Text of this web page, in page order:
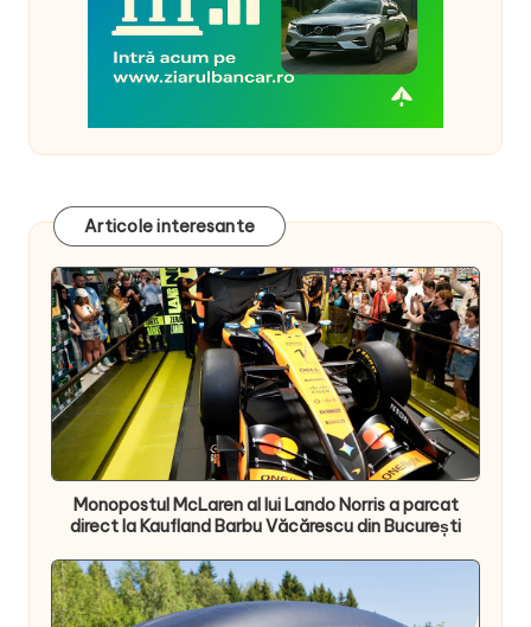
Articole interesante
Monopostul McLaren al lui Lando Norris a parcat
direct la Kaufland Barbu Văcărescu din București